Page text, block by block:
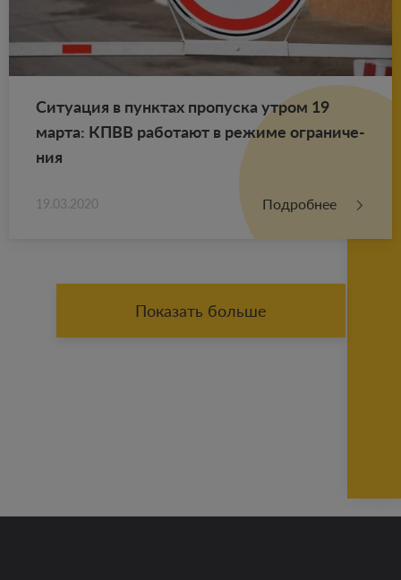
Си­ту­а­ция в пунк­тах про­пус­ка утром 19
марта: КПВВ ра­бо­та­ют в ре­жи­ме огра­ни­че­
ния
19.03.2020 Подробнее
Показать больше